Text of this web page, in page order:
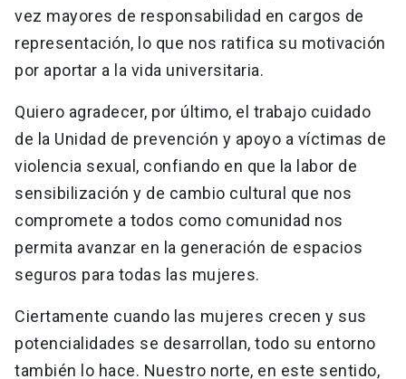
vez mayores de responsabilidad en cargos de
representación, lo que nos ratifica su motivación
por aportar a la vida universitaria.
Quiero agradecer, por último, el trabajo cuidado
de la Unidad de prevención y apoyo a víctimas de
violencia sexual, confiando en que la labor de
sensibilización y de cambio cultural que nos
compromete a todos como comunidad nos
permita avanzar en la generación de espacios
seguros para todas las mujeres.
Ciertamente cuando las mujeres crecen y sus
potencialidades se desarrollan, todo su entorno
también lo hace. Nuestro norte, en este sentido,